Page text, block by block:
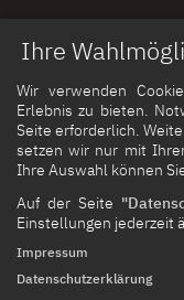
Ihre
Wir verwenden
Erlebnis zu bieten.
Seite erforderlich.
setzen wir nur mit
Ihre Auswahl können
Auf der Seite
Einstellungen jederzeit
Impressum
Datenschutzerklärung